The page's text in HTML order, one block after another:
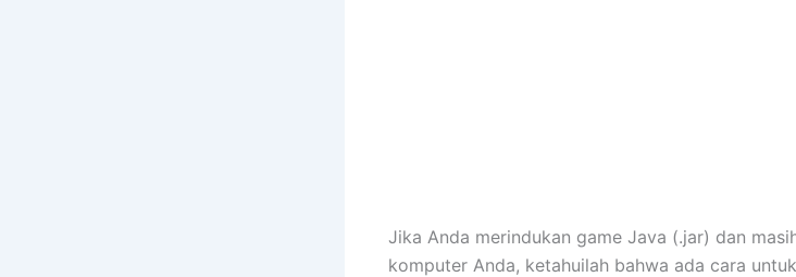
Jika Anda merindukan game Java (.jar) dan
komputer Anda, ketahuilah bahwa ada cara